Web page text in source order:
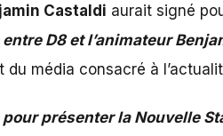
Castaldi aurait signé
D8 et l’animateur
du média consacré à
pour présenter la Nouvelle